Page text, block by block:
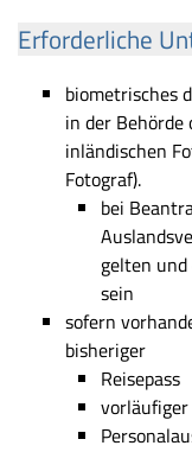
Erforderliche
biometrisches
in der
inländischen
Fotograf).
bei
gelten
sein
sofern
bisheriger
Reisepass
vorläufiger